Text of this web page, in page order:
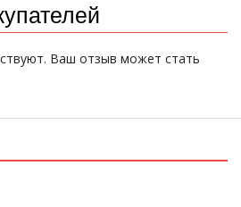
Ваш отзыв может стать